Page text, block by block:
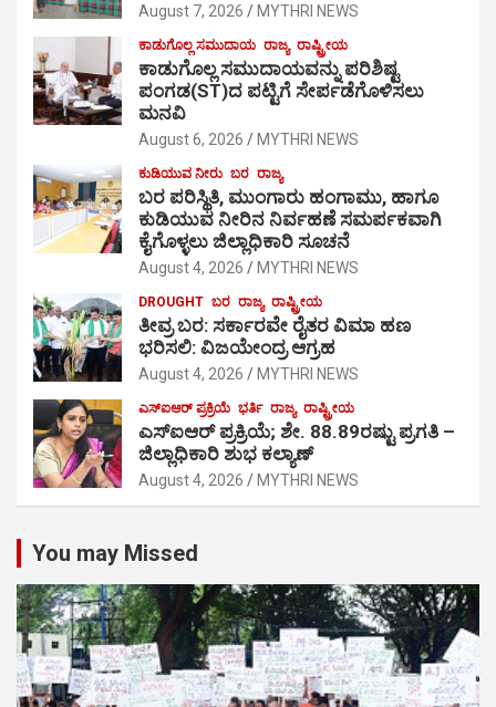
August 7, 2026 MYTHRI NEWS
ಕಾಡುಗೊಲ್ಲ ಸಮುದಾಯ ರಾಜ್ಯ ರಾಷ್ಟ್ರೀಯ
ಕಾಡುಗೊಲ್ಲ ಸಮುದಾಯವನ್ನು ಪರಿಶಿಷ್ಟ
ಪಂಗಡ(ST)ದ ಪಟ್ಟಿಗೆ ಸೇರ್ಪಡೆಗೊಳಿಸಲು
ಮನವಿ
August 6, 2026 MYTHRI NEWS
ಕುಡಿಯುವ ನೀರು ಬರ ರಾಜ್ಯ
ಬರ ಪರಿಸ್ಥಿತಿ, ಮುಂಗಾರು ಹಂಗಾಮು, ಹಾಗೂ
ಕುಡಿಯುವ ನೀರಿನ ನಿರ್ವಹಣೆ ಸಮರ್ಪಕವಾಗಿ
ಕೈಗೊಳ್ಳಲು ಜಿಲ್ಲಾಧಿಕಾರಿ ಸೂಚನೆ
August 4, 2026 MYTHRI NEWS
DROUGHT ಬರ ರಾಜ್ಯ ರಾಷ್ಟ್ರೀಯ
ತೀವ್ರ ಬರ: ಸರ್ಕಾರವೇ ರೈತರ ವಿಮಾ ಹಣ
ಭರಿಸಲಿ: ವಿಜಯೇಂದ್ರ ಆಗ್ರಹ
August 4, 2026 MYTHRI NEWS
ಎಸ್‍ಐಆರ್ ಪ್ರಕ್ರಿಯೆ ಭರ್ತಿ ರಾಜ್ಯ ರಾಷ್ಟ್ರೀಯ
ಎಸ್‍ಐಆರ್ ಪ್ರಕ್ರಿಯೆ; ಶೇ. 88.89ರಷ್ಟು ಪ್ರಗತಿ –
ಜಿಲ್ಲಾಧಿಕಾರಿ ಶುಭ ಕಲ್ಯಾಣ್
August 4, 2026 MYTHRI NEWS
You may Missed